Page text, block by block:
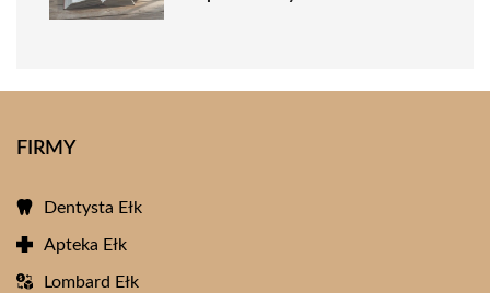
FIRMY
Dentysta Ełk
Apteka Ełk
Lombard Ełk